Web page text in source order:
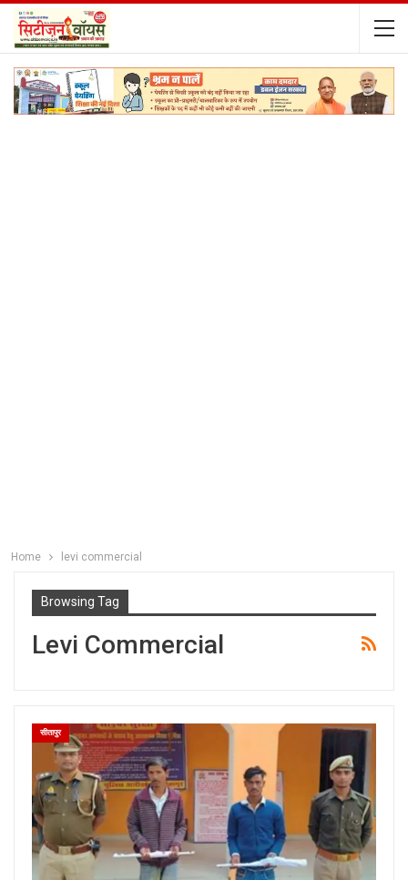
Home levi commercial
Browsing Tag
Levi Commercial
सीतापुर